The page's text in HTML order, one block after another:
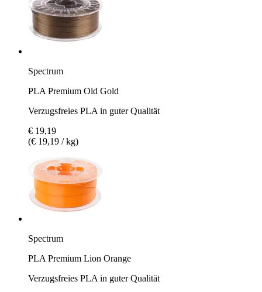
Spectrum
PLA Premium Old Gold
Verzugsfreies PLA in guter Qualität
€ 19,19
(€ 19,19 / kg)
Spectrum
PLA Premium Lion Orange
Verzugsfreies PLA in guter Qualität